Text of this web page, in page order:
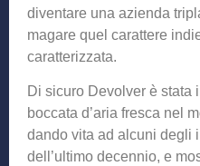
diventare una azienda
magare quel carattere
caratterizzata.
Di sicuro Devolver è stata
boccata d’aria fresca nel
dando vita ad alcuni degli
dell’ultimo decennio, e